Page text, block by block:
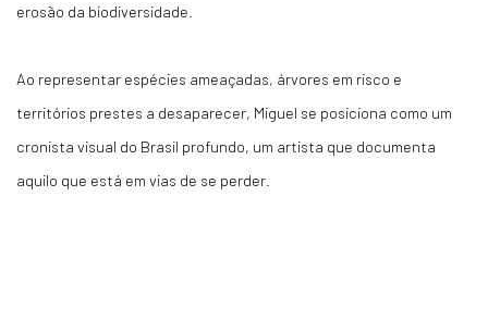
erosão da biodiversidade.
Ao representar espécies ameaçadas, árvores em risco e
territórios prestes a desaparecer, Miguel se posiciona como um
cronista visual do Brasil profundo, um artista que documenta
aquilo que está em vias de se perder.